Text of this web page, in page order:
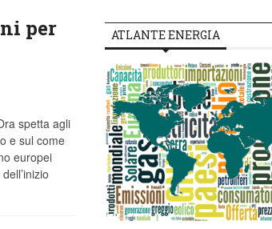
per
spetta agli
e sul come
europei
ATLANTE ENERGIA